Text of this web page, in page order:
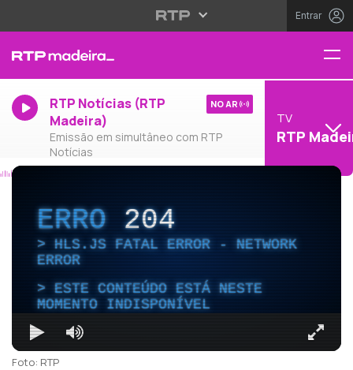
Entrar
RTP Notícias (RTP
Madeira)
Emissão em simultâneo com RTP
Notícias
NO AR
TV
RTP
ERRO204
HLS.JS FATAL ERROR - NETWORK
ERROR
ESTE CONTEÚDO ESTÁ NESTE
MOMENTO INDISPONÍVEL
Foto: RTP